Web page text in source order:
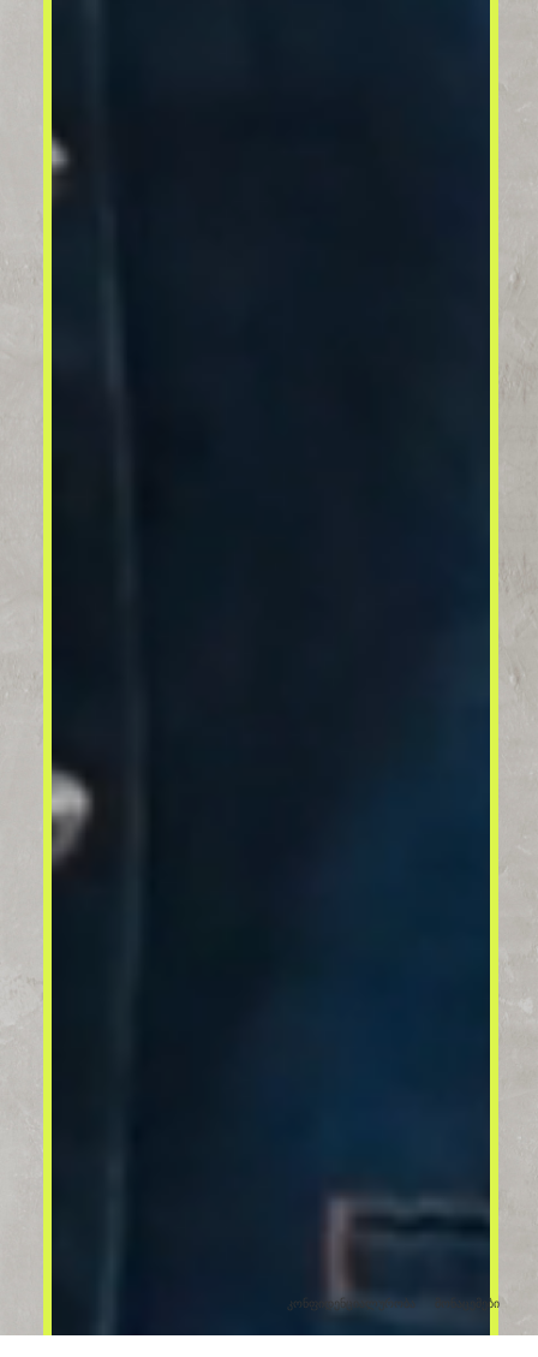
კონფიდენციალურობა მონაცემები